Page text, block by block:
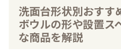
洗面台形状別おすす
ボウルの形や設置ス
な商品を解説